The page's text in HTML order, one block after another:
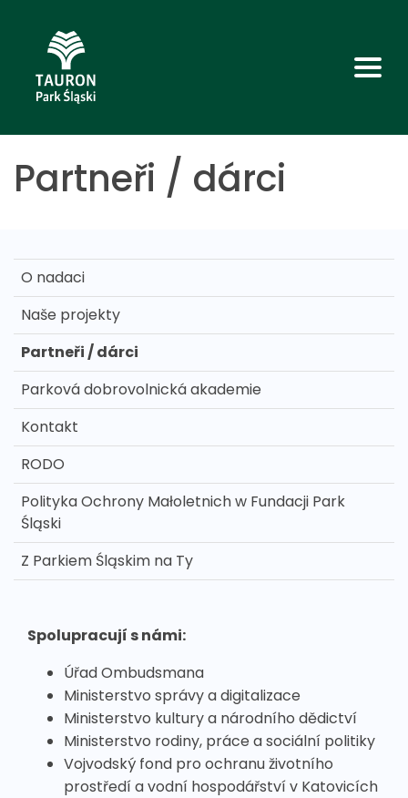
Partneři / dárci
O nadaci
Naše projekty
Partneři / dárci
Parková dobrovolnická akademie
Kontakt
RODO
Polityka Ochrony Małoletnich w Fundacji Park
Śląski
Z Parkiem Śląskim na Ty
Spolupracují s námi:
Úřad Ombudsmana
Ministerstvo správy a digitalizace
Ministerstvo kultury a národního dědictví
Ministerstvo rodiny, práce a sociální politiky
Vojvodský fond pro ochranu životního
prostředí a vodní hospodářství v Katovicích